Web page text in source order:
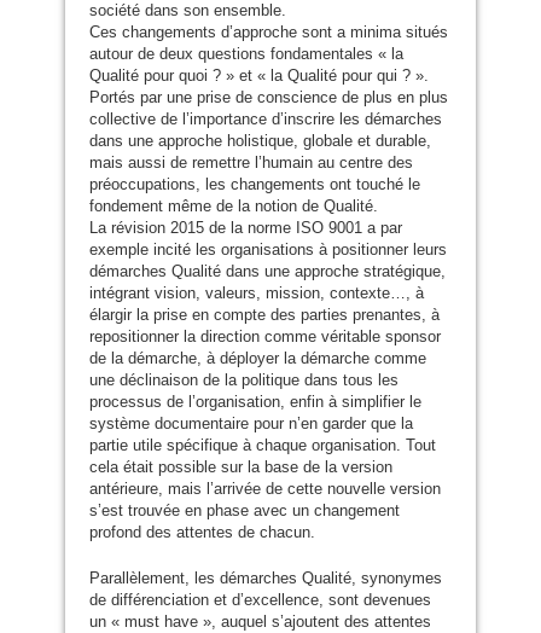
société dans son ensemble.
Ces changements d’approche sont a minima situés
autour de deux questions fondamentales « la
Qualité pour quoi ? » et « la Qualité pour qui ? ».
Portés par une prise de conscience de plus en plus
collective de l’importance d’inscrire les démarches
dans une approche holistique, globale et durable,
mais aussi de remettre l’humain au centre des
préoccupations, les changements ont touché le
fondement même de la notion de Qualité.
La révision 2015 de la norme ISO 9001 a par
exemple incité les organisations à positionner leurs
démarches Qualité dans une approche stratégique,
intégrant vision, valeurs, mission, contexte…, à
élargir la prise en compte des parties prenantes, à
repositionner la direction comme véritable sponsor
de la démarche, à déployer la démarche comme
une déclinaison de la politique dans tous les
processus de l’organisation, enfin à simplifier le
système documentaire pour n’en garder que la
partie utile spécifique à chaque organisation. Tout
cela était possible sur la base de la version
antérieure, mais l’arrivée de cette nouvelle version
s’est trouvée en phase avec un changement
profond des attentes de chacun.
Parallèlement, les démarches Qualité, synonymes
de différenciation et d’excellence, sont devenues
un « must have », auquel s’ajoutent des attentes